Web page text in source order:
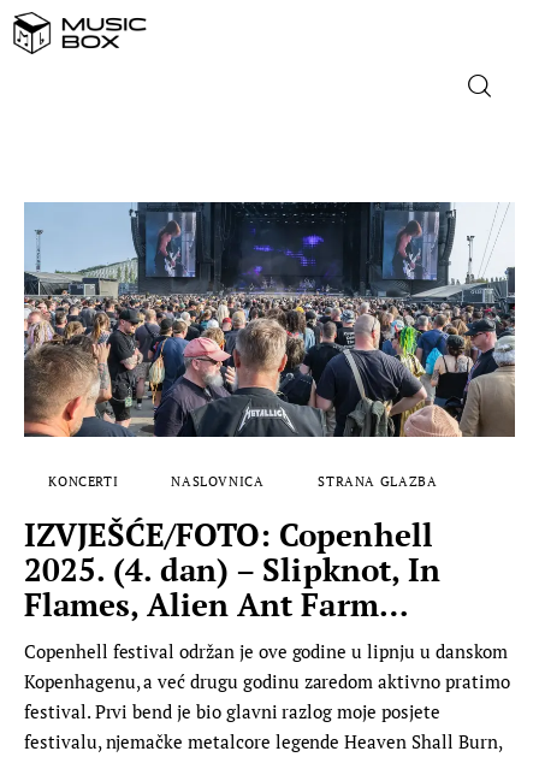
DOMAĆA GLAZBA
STRANA GLAZBA
FILM
MUSIC BOX
KONCERTI NASLOVNICA STRANA GLAZBA
IZVJEŠĆE/FOTO: Copenhell
2025. (4. dan) – Slipknot, In
Flames, Alien Ant Farm…
Copenhell festival održan je ove godine u lipnju u danskom
Kopenhagenu, a već drugu godinu zaredom aktivno pratimo
festival. Prvi bend je bio glavni razlog moje posjete
festivalu, njemačke metalcore legende Heaven Shall Burn,